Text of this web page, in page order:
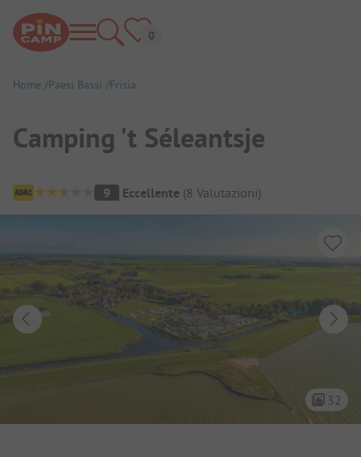
Home Paesi Bassi Frisia
Camping 't Séleantsje
Panoramica del campeggio
9 Eccellente (8 Valutazioni)
32